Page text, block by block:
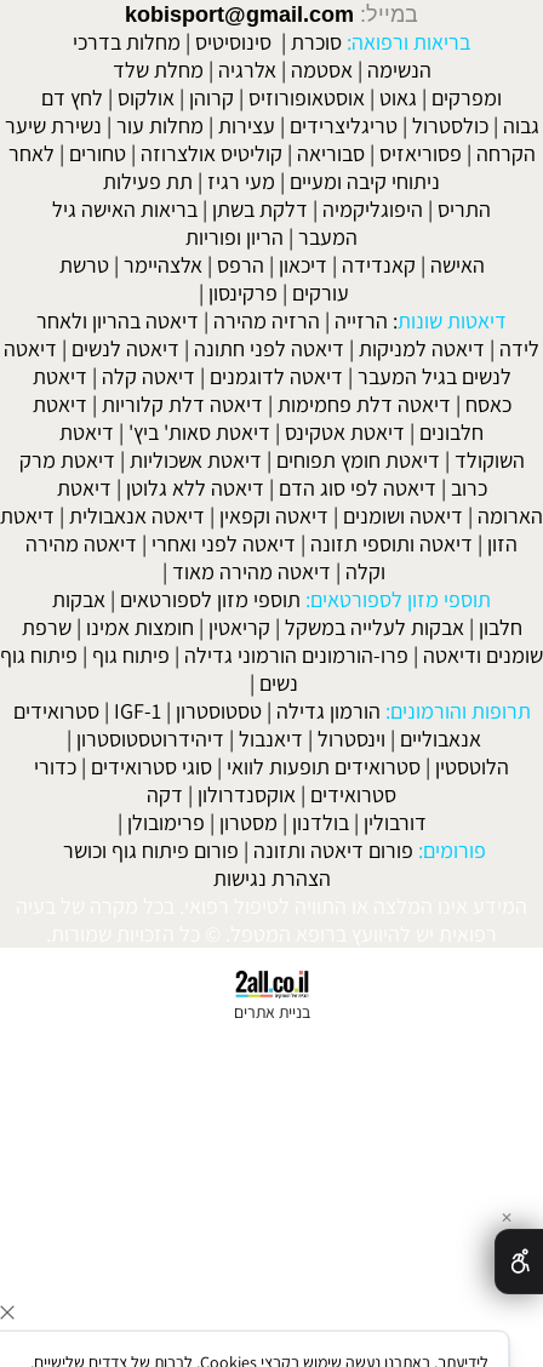
במייל:kobisport@gmail.com
בריאות ורפואה:סוכרת|סינוסיטיס|מחלות בדרכי
הנשימה|אסטמה|אלרגיה|מחלת שלד
|גאוט |אוסטאופורוזיס|קרוהן |אולקוס|לחץ דם
כולסטרול|טריגליצרידים|עצירות|מחלות עור| נשירת שיער
|פסוריאזיס|סבוריאה|קוליטיס אולצרוזה|טחורים|לאחר
ניתוחי קיבה ומעיים| מעי רגיז |תת פעילות
התריס|היפוגליקמיה|דלקת בשתן |בריאות האישה גיל
המעבר|הריון ופוריות
האישה|קאנדידה|דיכאון|הרפס|אלצהיימר|טרשת
עורקים|פרקינסון|
שונות:הרזייה|הרזיה מהירה|דיאטה בהריון ולאחר
|דיאטה למניקות|דיאטה לפני חתונה|דיאטה לנשים|דיאטה
בגיל המעבר|דיאטה לדוגמנים|דיאטה קלה|דיאטת
|דיאטה דלת פחמימות|דיאטה דלת קלוריות|דיאטת
חלבונים|דיאטת אטקינס|דיאטת סאות' ביץ'| דיאטת
|דיאטת חומץ תפוחים|דיאטת אשכוליות|דיאטת מרק
|דיאטה לפי סוג הדם|דיאטה ללא גלוטן |דיאטת
|דיאטה ושומנים|דיאטה וקפאין|דיאטה אנאבולית|דיאטת
דיאטה ותוספי תזונה|דיאטה לפני ואחרי |דיאטה מהירה
|דיאטה מהירה מאוד |
תוספי מזון לספורטאים:תוספי מזון לספורטאים|אבקות
|אבקות לעלייה במשקל|קריאטין|חומצות אמינו |שרפת
ודיאטה|פרו-הורמונים הורמוני גדילה|פיתוח גוף| פיתוח גוף
|
והורמונים:הורמון גדילה|טסטוסטרון|
IGF-1
|סטרואידים
אנאבוליים|וינסטרול|דיאנבול|דיהידרוטסטוסטרון|
|סטרואידים תופעות לוואי |סוגי סטרואידים|כדורי
סטרואידים|אוקסנדרולון|דקה
דורבולין|בולדנון|מסטרון|פרימובולן|
פורומים:פורום דיאטה ותזונה|פורום פיתוח גוף וכושר
הצהרת נגישות
בניית אתרים
לידיעתך, באתרנו נעשה שימוש בקבצי Cookies, לרבות של צדדים שלישיים,